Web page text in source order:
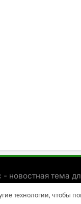
- новостная тема
технологии, чтобы